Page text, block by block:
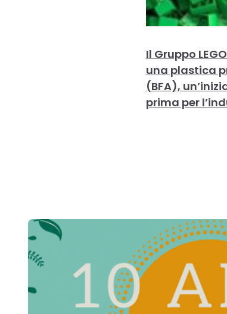
Il Gruppo
una plastica
(BFA),
prima per
Post
navigation